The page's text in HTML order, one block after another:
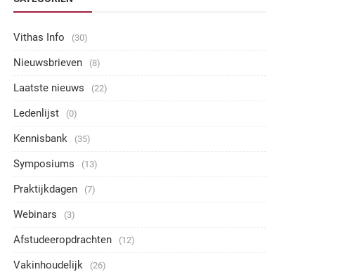
Vithas Info (30)
Nieuwsbrieven (8)
Laatste nieuws (22)
Ledenlijst (0)
Kennisbank (35)
Symposiums (13)
Praktijkdagen (7)
Webinars (3)
Afstudeeropdrachten (12)
Vakinhoudelijk (26)